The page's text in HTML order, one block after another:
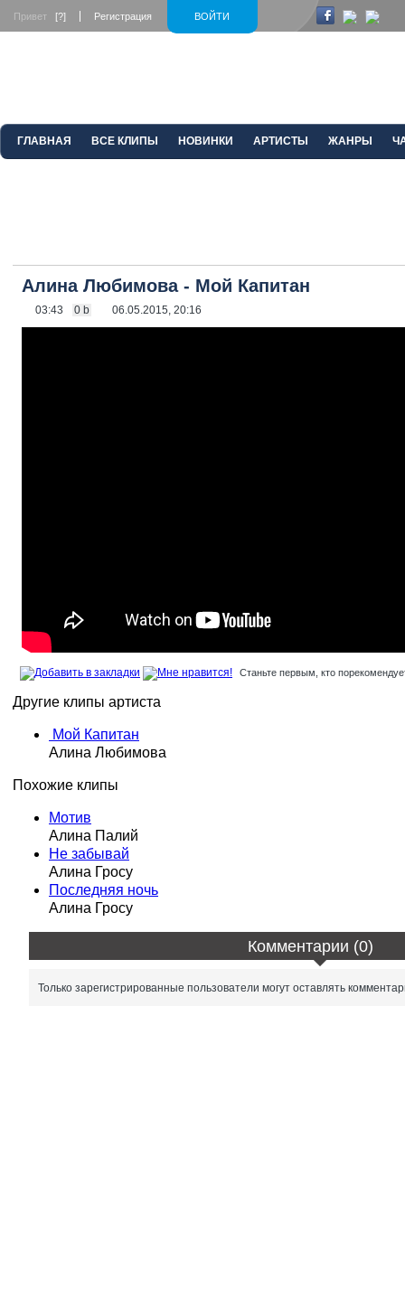
ВОЙТИ
Привет [?] Регистрация
ГЛАВНАЯ ВСЕ КЛИПЫ НОВИНКИ АРТИСТЫ ЖАНРЫ
Алина Любимова - Мой Капитан
03:43 0 b 06.05.2015, 20:16
Станьте первым, кто
Другие клипы артиста
Мой Капитан
Алина Любимова
Похожие клипы
Мотив
Алина Палий
Не забывай
Алина Гросу
Последняя ночь
Алина Гросу
Комментарии (0)
Только зарегистрированные пользователи могут оставлять